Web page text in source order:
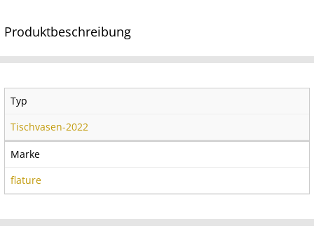
Produktbeschreibung
Typ
Tischvasen-2022
Marke
flature